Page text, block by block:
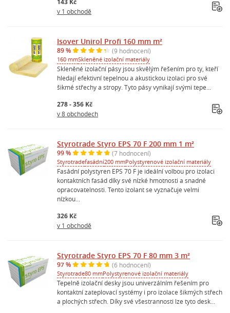
v 1 obchodě
Isover Unirol Profi 160 mm m²
89 % (9 hodnocení)
160 mmSkleněné izolační materiály
Skleněné izolační pásy jsou skvělým řešením pro ty, kteří
hledají efektivní tepelnou a akustickou izolaci pro své
šikmé střechy a stropy. Tyto pásy vynikají svými tepe...
278 - 356 Kč
v 8 obchodech
Styrotrade Styro EPS 70 F 200 mm 1 m²
99 % (7 hodnocení)
Styrotradefasádní200 mmPolystyrenové izolační materiály
Fasádní polystyren EPS 70 F je ideální volbou pro izolaci
kontaktních fasád díky své nízké hmotnosti a snadné
opracovatelnosti. Tento izolant se vyznačuje velmi
nízkou...
326 Kč
v 1 obchodě
Styrotrade Styro EPS 70 F 80 mm 3 m²
97 % (6 hodnocení)
Styrotrade80 mmPolystyrenové izolační materiály
Tepelně izolační desky jsou univerzálním řešením pro
kontaktní zateplovací systémy i pro izolace šikmých střech
a plochých střech. Díky své všestrannosti lze tyto desk...